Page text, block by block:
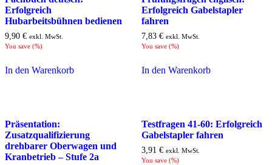
Erfolgreich
Hubarbeitsbühnen bedienen
9,90 € exkl. MwSt.
You save (%)
In den Warenkorb
Erfolgreich Gabelstapler
fahren
7,83 € exkl. MwSt.
You save (%)
In den Warenkorb
Präsentation:
Zusatzqualifizierung
drehbarer Oberwagen und
Kranbetrieb – Stufe 2a
Testfragen 41-60: Erfolgreich
Gabelstapler fahren
3,91 € exkl. MwSt.
You save (%)